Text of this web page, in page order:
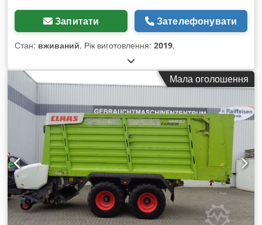
Запитати Зателефонувати
Стан: вживаний, Рік виготовлення: 2019,
Мала оголошення